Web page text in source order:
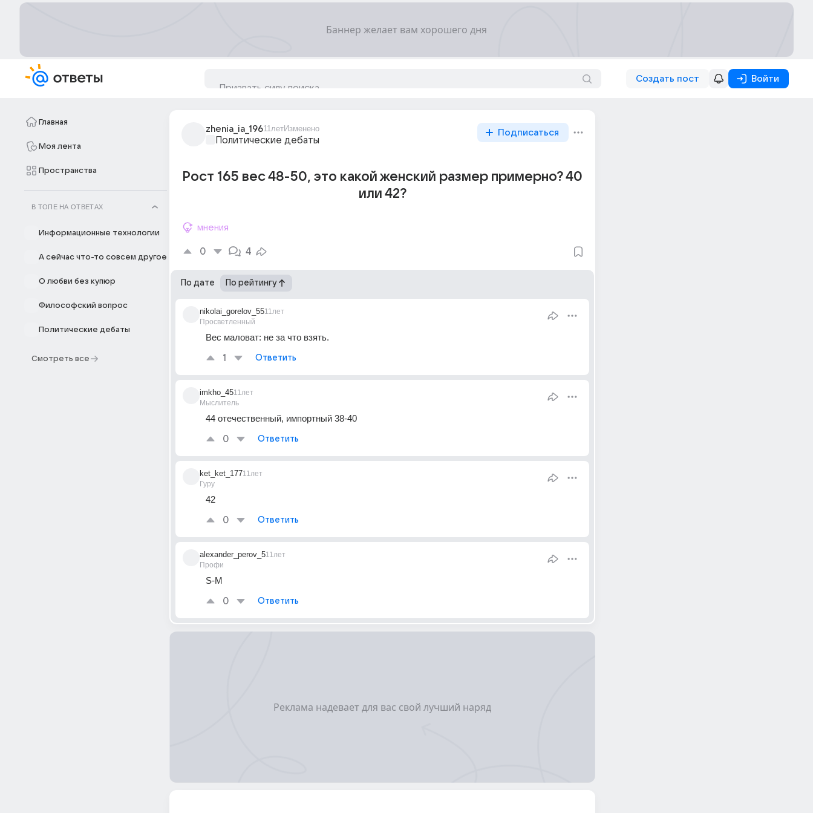
Создать пост Войти
Главная
Моя лента
Пространства
В ТОПЕ НА ОТВЕТАХ
Информационные технологии
А сейчас что-то совсем другое
О любви без купюр
Философский вопрос
Политические дебаты
Смотреть все
zhenia_ia_19611летИзменено
Политические дебаты
Подписаться
Рост 165 вес 48-50, это какой женский размер примерно? 40
или 42?
мнения
0 4
По дате По рейтингу
nikolai_gorelov_55
Просветленный
11лет
Вес маловат: не за что взять.
1 Ответить
imkho_45
Мыслитель
11лет
44 отечественный, импортный 38-40
0 Ответить
ket_ket_177
Гуру
11лет
42
0 Ответить
alexander_perov_5
Профи
11лет
S-M
0 Ответить